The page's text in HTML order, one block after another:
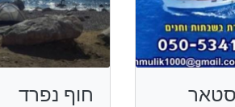
חוף נפרד